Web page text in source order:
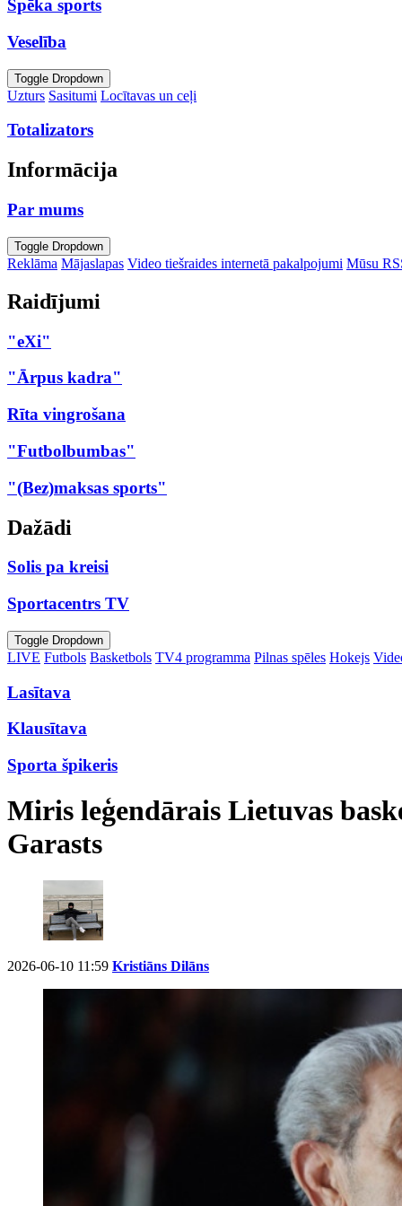
Spēka sports
Veselība
Toggle Dropdown
Uzturs Sasitumi Locītavas un ceļi
Totalizators
Informācija
Par mums
Toggle Dropdown
Reklāma Mājaslapas Video tiešraides internetā pakalpojumi Mūsu
Raidījumi
"eXi"
"Ārpus kadra"
Rīta vingrošana
"Futbolbumbas"
"(Bez)maksas sports"
Dažādi
Solis pa kreisi
Sportacentrs TV
Toggle Dropdown
LIVE Futbols Basketbols TV4 programma Pilnas spēles Hokejs
Lasītava
Klausītava
Sporta špikeris
Miris leģendārais Lietuvas
Garasts
2026-06-10 11:59 Kristiāns Dilāns